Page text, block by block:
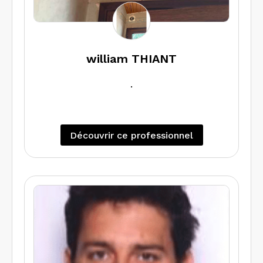
william THIANT
.
Découvrir ce professionnel